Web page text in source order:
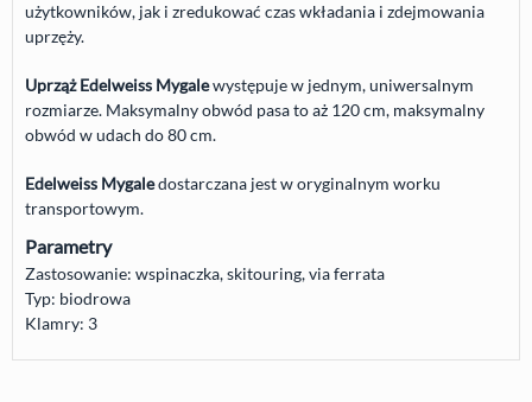
użytkowników, jak i zredukować czas wkładania i zdejmowania
uprzęży.
Uprząż Edelweiss Mygalewystępuje w jednym, uniwersalnym
rozmiarze. Maksymalny obwód pasa to aż 120 cm, maksymalny
obwód w udach do 80 cm.
Edelweiss Mygaledostarczana jest w oryginalnym worku
transportowym.
Parametry
Zastosowanie: wspinaczka, skitouring, via ferrata
Typ: biodrowa
Klamry: 3